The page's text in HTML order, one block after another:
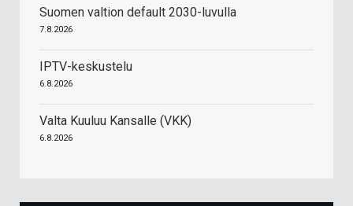
Suomen valtion default 2030-luvulla
7.8.2026
IPTV-keskustelu
6.8.2026
Valta Kuuluu Kansalle (VKK)
6.8.2026